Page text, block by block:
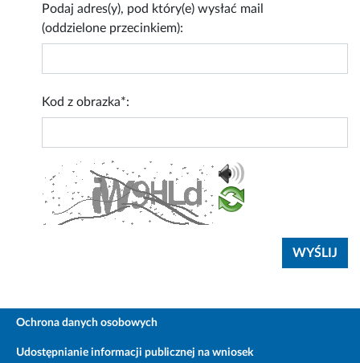
Podaj adres(y), pod który(e) wysłać mail
(oddzielone przecinkiem):
Kod z obrazka*:
Ochrona danych osobowych
Udostępnianie informacji publicznej na wniosek